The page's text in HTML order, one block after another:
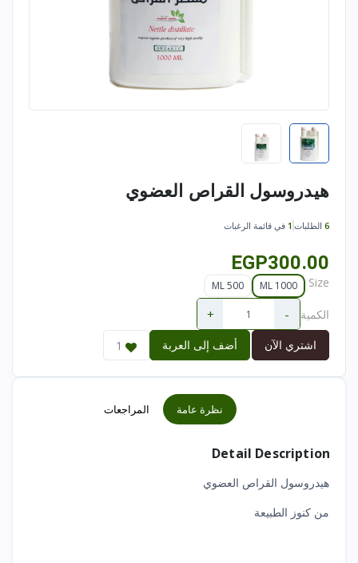
هيدروسول القراص العضوي
6 الطلبات 1 في قائمة الرغبات
EGP300.00
Size
1000 ML
500 ML
الكمية -
+
اشتري الآن أضف إلى العربة 1
نظرة عامة المراجعات
Detail Description
هيدروسول القراص العضوي
من كنوز الطبيعة